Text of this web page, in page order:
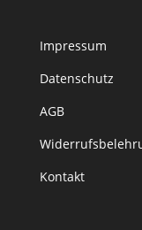
Impressum
Datenschutz
AGB
Kontakt